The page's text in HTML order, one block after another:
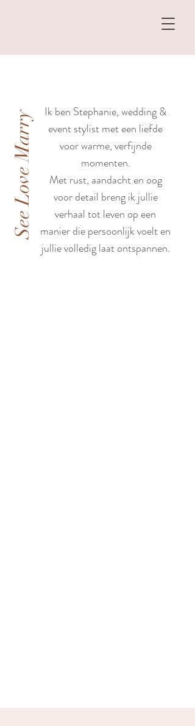
See Love Marry
Ik ben Stephanie, wedding &
event stylist met een liefde
voor warme, verfijnde
momenten.
Met rust, aandacht en oog
voor detail breng ik jullie
verhaal tot leven op een
manier die persoonlijk voelt en
jullie volledig laat ontspannen.